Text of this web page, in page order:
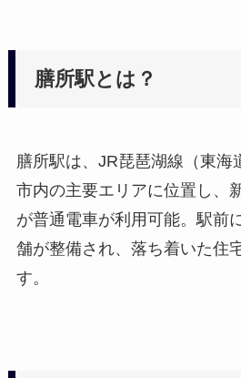
膳所駅とは？
膳所駅は、JR琵琶湖線（東海
市内の主要エリアに位置し、
が普通電車が利用可能。駅前
舗が整備され、落ち着いた住
す。